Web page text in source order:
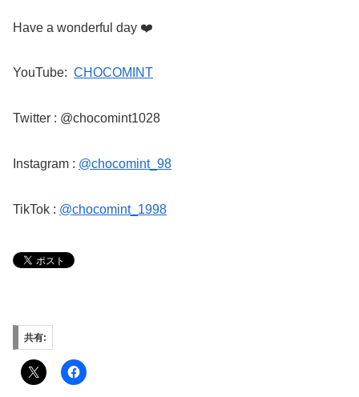
Have a wonderful day ❤️
YouTube: CHOCOMINT
Twitter : @chocomint1028
Instagram : @chocomint_98
TikTok : @chocomint_1998
共有: